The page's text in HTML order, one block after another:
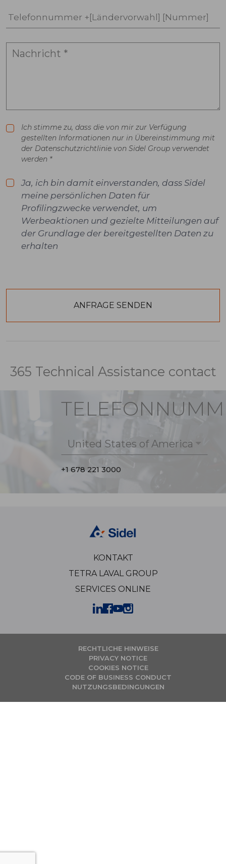
Telefonnummer +[Ländervorwahl] [Nummer]
Ich stimme zu, dass die von mir zur Verfügung
gestellten Informationen nur in Übereinstimmung mit
der Datenschutzrichtlinie von Sidel Group verwendet
werden *
Ja, ich bin damit einverstanden, dass Sidel
meine persönlichen Daten für
Profilingzwecke verwendet, um
Werbeaktionen und gezielte Mitteilungen auf
der Grundlage der bereitgestellten Daten zu
erhalten
365 Technical Assistance contact
United States of America
+1 678 221 3000
KONTAKT
TETRA LAVAL GROUP
SERVICES ONLINE
RECHTLICHE HINWEISE
PRIVACY NOTICE
COOKIES NOTICE
CODE OF BUSINESS CONDUCT
NUTZUNGSBEDINGUNGEN